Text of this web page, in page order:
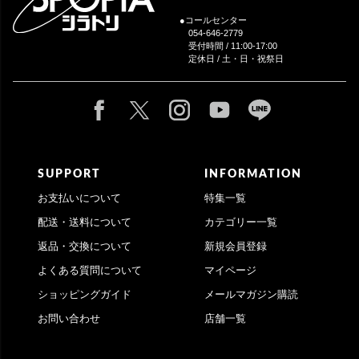
●コールセンター
054-646-2779
受付時間 / 11:00-17:00
定休日 / 土・日・祝祭日
SUPPORT
お支払いについて
配送・送料について
返品・交換について
よくある質問について
ショッピングガイド
お問い合わせ
INFORMATION
特集一覧
カテゴリー一覧
新規会員登録
マイページ
メールマガジン購読
店舗一覧